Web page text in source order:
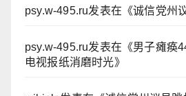
psy.w-495.ru发表在《诚信党州
psy.w-495.ru发表在《男子瘫痪
电视报纸消磨时光》